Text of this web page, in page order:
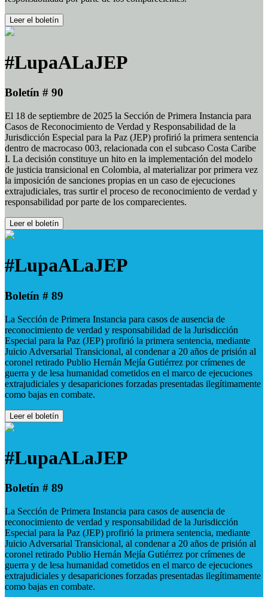
Leer el boletín
#LupaALaJEP
Boletín # 90
El 18 de septiembre de 2025 la Sección de Primera Instancia para
Casos de Reconocimiento de Verdad y Responsabilidad de la
Jurisdicción Especial para la Paz (JEP) profirió la primera sentencia
dentro de macrocaso 003, relacionada con el subcaso Costa Caribe
I. La decisión constituye un hito en la implementación del modelo
de justicia transicional en Colombia, al materializar por primera vez
la imposición de sanciones propias en un caso de ejecuciones
extrajudiciales, tras surtir el proceso de reconocimiento de verdad y
responsabilidad por parte de los comparecientes.
Leer el boletín
#LupaALaJEP
Boletín # 89
La Sección de Primera Instancia para casos de ausencia de
reconocimiento de verdad y responsabilidad de la Jurisdicción
Especial para la Paz (JEP) profirió la primera sentencia, mediante
Juicio Adversarial Transicional, al condenar a 20 años de prisión al
coronel retirado Publio Hernán Mejía Gutiérrez por crímenes de
guerra y de lesa humanidad cometidos en el marco de ejecuciones
extrajudiciales y desapariciones forzadas presentadas ilegítimamente
como bajas en combate.
Leer el boletín
#LupaALaJEP
Boletín # 89
La Sección de Primera Instancia para casos de ausencia de
reconocimiento de verdad y responsabilidad de la Jurisdicción
Especial para la Paz (JEP) profirió la primera sentencia, mediante
Juicio Adversarial Transicional, al condenar a 20 años de prisión al
coronel retirado Publio Hernán Mejía Gutiérrez por crímenes de
guerra y de lesa humanidad cometidos en el marco de ejecuciones
extrajudiciales y desapariciones forzadas presentadas ilegítimamente
como bajas en combate.